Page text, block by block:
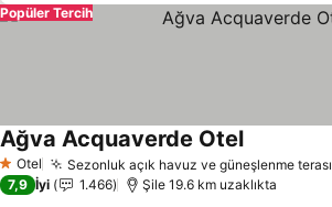
Popüler Tercih
1 Yıldız
Otel Sezonluk açık havuz ve güneşlenme terası
Ağva Acquaverde Otel
7,9 İyi 1.466 Şile 19.6 km uzaklıkta